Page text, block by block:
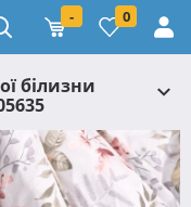
- 0
білизни